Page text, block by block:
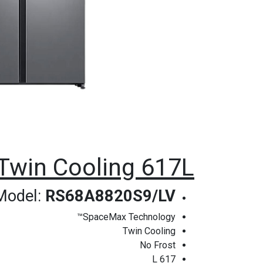
Cooling 617L
RS68A8820S9/LV
SpaceMax Technology™
Twin Cooling
No Frost
617 L